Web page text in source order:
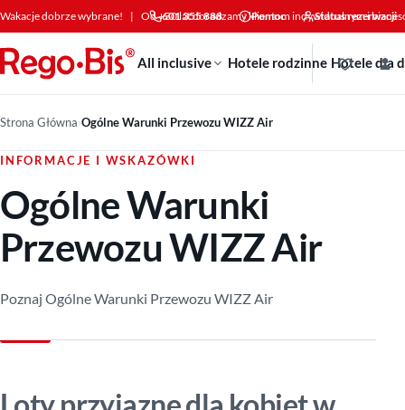
Przejdź do treści
Wakacje dobrze wybrane! | Od +30 lat doradzamy klientom indywidualnym i
601 355 888 Pomoc Status rezerwacji
All inclusive Hotele rodzinne Hotele dla
Strona Główna›Ogólne Warunki Przewozu WIZZ Air
INFORMACJE I WSKAZÓWKI
Ogólne Warunki
Przewozu WIZZ Air
Poznaj Ogólne Warunki Przewozu WIZZ Air